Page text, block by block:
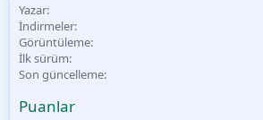
Yazar
İndirmeler
Görüntüleme
İlk sürüm
Son güncelleme
Puanlar